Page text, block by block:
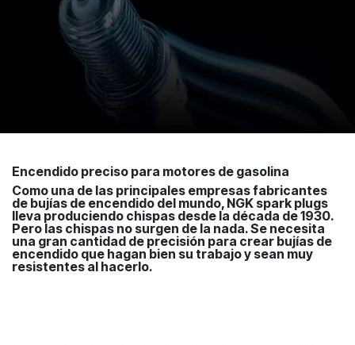
Encendido preciso para motores de gasolina
Como una de las principales empresas fabricantes
de bujías de encendido del mundo, NGK spark plugs
lleva produciendo chispas desde la década de 1930.
Pero las chispas no surgen de la nada. Se necesita
una gran cantidad de precisión para crear bujías de
encendido que hagan bien su trabajo y sean muy
resistentes al hacerlo.